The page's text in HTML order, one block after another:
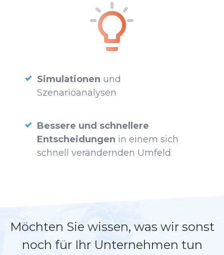
Simulationen und
Szenarioanalysen
Bessere und schnellere
Entscheidungen in einem sich
schnell verändernden Umfeld
Möchten Sie wissen, was wir sonst
noch für Ihr Unternehmen tun